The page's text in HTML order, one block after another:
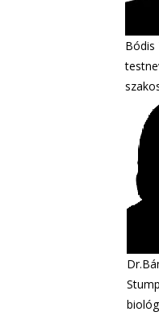
Bódis